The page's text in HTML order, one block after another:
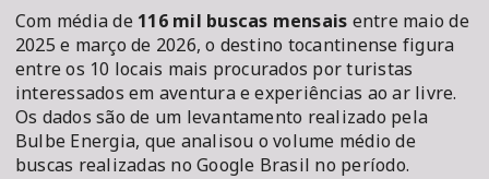
Com média de 116 mil buscas mensais entre maio de
2025 e março de 2026, o destino tocantinense figura
entre os 10 locais mais procurados por turistas
interessados em aventura e experiências ao ar livre.
Os dados são de um levantamento realizado pela
Bulbe Energia, que analisou o volume médio de
buscas realizadas no Google Brasil no período.